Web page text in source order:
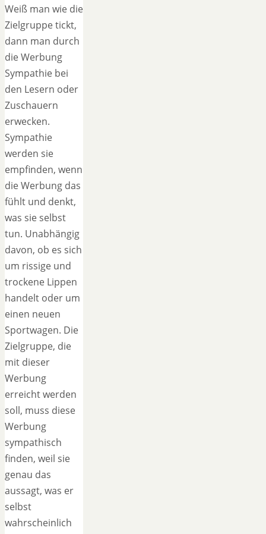
Weiß man wie die
Zielgruppe tickt,
dann man durch
die Werbung
Sympathie bei
den Lesern oder
Zuschauern
erwecken.
Sympathie
werden sie
empfinden, wenn
die Werbung das
fühlt und denkt,
was sie selbst
tun. Unabhängig
davon, ob es sich
um rissige und
trockene Lippen
handelt oder um
einen neuen
Sportwagen. Die
Zielgruppe, die
mit dieser
Werbung
erreicht werden
soll, muss diese
Werbung
sympathisch
finden, weil sie
genau das
aussagt, was er
selbst
wahrscheinlich